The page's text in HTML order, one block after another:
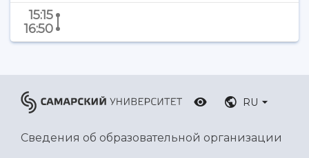
Умный дом бабочек
Международный межвузовский кампус
Официальные документы
15:15
16:50
RU
Сведения об образовательной организации